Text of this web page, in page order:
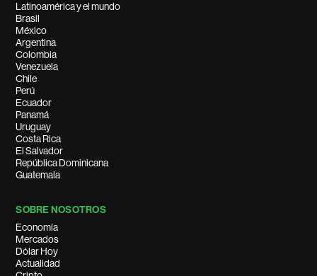
Latinoamérica y el mundo
Brasil
México
Argentina
Colombia
Venezuela
Chile
Perú
Ecuador
Panamá
Uruguay
Costa Rica
El Salvador
República Dominicana
Guatemala
SOBRE NOSOTROS
Economía
Mercados
Dólar Hoy
Actualidad